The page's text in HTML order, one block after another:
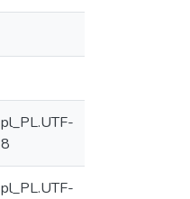
pl_PL.UTF-
8
pl_PL.UTF-